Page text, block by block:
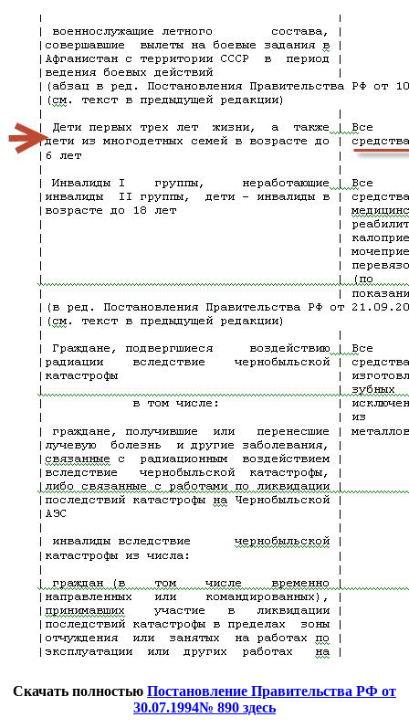
Скачать полностью Постановление Правительства РФ от
30.07.1994№ 890 здесь